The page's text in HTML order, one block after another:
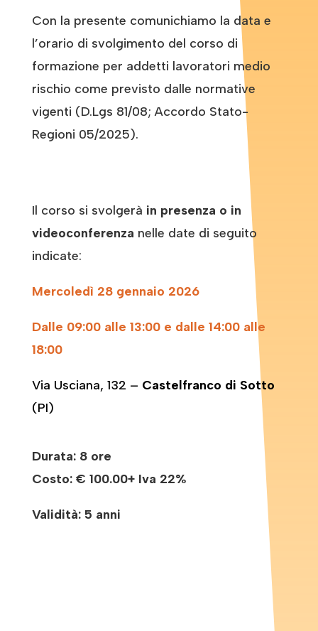
Con la presente comunichiamo la data e
l’orario di svolgimento del corso di
formazione per addetti lavoratori medio
rischio come previsto dalle normative
vigenti (D.Lgs 81/08; Accordo Stato-
Regioni 05/2025).
Il corso si svolgerà in presenza o in
videoconferenza nelle date di seguito
indicate:
Mercoledì 28 gennaio 2026
Dalle 09:00 alle 13:00 e dalle 14:00 alle
18:00
Via Usciana, 132 – Castelfranco di Sotto
(PI)
Durata: 8 ore
Costo: € 100.00+ Iva 22%
Validità: 5 anni